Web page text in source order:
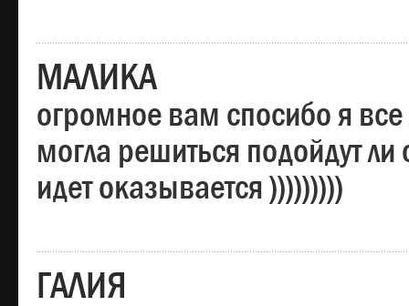
МАЛИКА
огромное вам спосибо я
могла решиться подойдут ли
идет оказывается )))))))))
ГАЛИЯ